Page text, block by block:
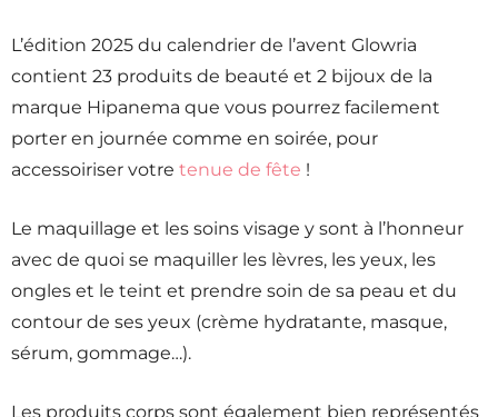
L’édition 2025 du calendrier de l’avent Glowria
contient 23 produits de beauté et 2 bijoux de la
marque Hipanema que vous pourrez facilement
porter en journée comme en soirée, pour
accessoiriser votre tenue de fête !
Le maquillage et les soins visage y sont à l’honneur
avec de quoi se maquiller les lèvres, les yeux, les
ongles et le teint et prendre soin de sa peau et du
contour de ses yeux (crème hydratante, masque,
sérum, gommage…).
Les produits corps sont également bien représentés